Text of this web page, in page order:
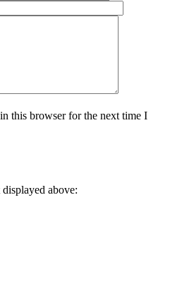
this browser for the next time I
above: